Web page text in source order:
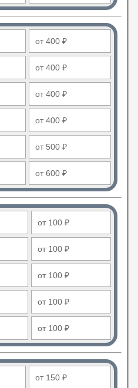
от 400 ₽
от 400 ₽
от 400 ₽
от 400 ₽
от 500 ₽
от 600 ₽
от 100 ₽
от 100 ₽
от 100 ₽
от 100 ₽
от 100 ₽
от 150 ₽